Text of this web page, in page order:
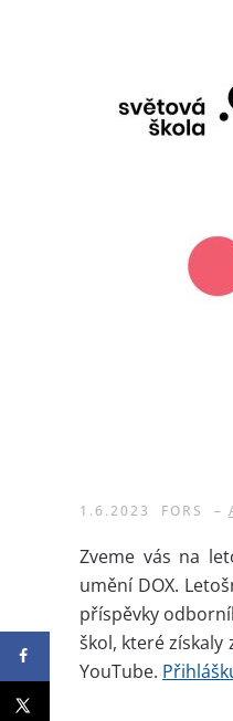
1.6.2023 FORS –
Zveme vás na
umění DOX.
příspěvky
škol, které získaly
YouTube.